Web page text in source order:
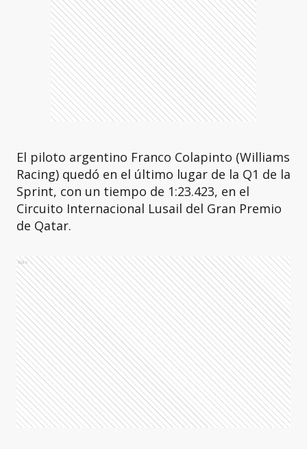
El piloto argentino Franco Colapinto (Williams
Racing) quedó en el último lugar de la Q1 de la
Sprint, con un tiempo de 1:23.423, en el
Circuito Internacional Lusail del Gran Premio
de Qatar.
Ads